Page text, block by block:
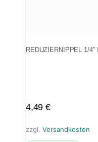
REDUZIERNIPPEL 1/4″
4,49€
zzgl. Versandkosten